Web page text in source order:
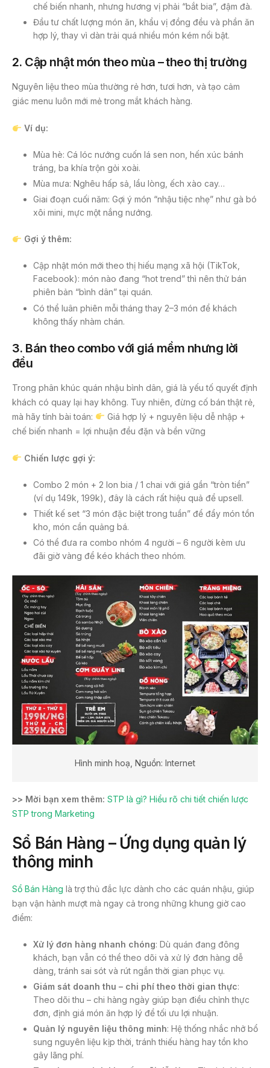
chế biến nhanh, nhưng hương vị phải “bắt bia”, đậm đà.
Đầu tư chất lượng món ăn, khẩu vị đồng đều và phần ăn
hợp lý, thay vì dàn trải quá nhiều món kém nổi bật.
2. Cập nhật món theo mùa – theo thị trường
Nguyên liệu theo mùa thường rẻ hơn, tươi hơn, và tạo cảm
giác menu luôn mới mẻ trong mắt khách hàng.
Ví dụ:
Mùa hè: Cá lóc nướng cuốn lá sen non, hến xúc bánh
tráng, ba khía trộn gỏi xoài.
Mùa mưa: Nghêu hấp sả, lẩu lòng, ếch xào cay…
Giai đoạn cuối năm: Gợi ý món “nhậu tiệc nhẹ” như gà bó
xôi mini, mực một nắng nướng.
Gợi ý thêm:
Cập nhật món mới theo thị hiếu mạng xã hội (TikTok,
Facebook): món nào đang “hot trend” thì nên thử bán
phiên bản “bình dân” tại quán.
Có thể luân phiên mỗi tháng thay 2–3 món để khách
không thấy nhàm chán.
3. Bán theo combo với giá mềm nhưng lời
đều
Trong phân khúc quán nhậu bình dân, giá là yếu tố quyết định
khách có quay lại hay không. Tuy nhiên, đừng cố bán thật rẻ,
mà hãy tính bài toán:
Giá hợp lý + nguyên liệu dễ nhập +
chế biến nhanh = lợi nhuận đều đặn và bền vững
Chiến lược gợi ý:
Combo 2 món + 2 lon bia / 1 chai với giá gần “tròn tiền”
(ví dụ 149k, 199k), đây là cách rất hiệu quả để upsell.
Thiết kế set “3 món đặc biệt trong tuần” để đẩy món tồn
kho, món cần quảng bá.
Có thể đưa ra combo nhóm 4 người – 6 người kèm ưu
đãi giờ vàng để kéo khách theo nhóm.
Hình minh hoạ, Nguồn: Internet
>> Mời bạn xem thêm: STP là gì? Hiểu rõ chi tiết chiến lược
STP trong Marketing
Sổ Bán Hàng – Ứng dụng quản lý
thông minh
Sổ Bán Hàng là trợ thủ đắc lực dành cho các quán nhậu, giúp
bạn vận hành mượt mà ngay cả trong những khung giờ cao
điểm:
Xử lý đơn hàng nhanh chóng: Dù quán đang đông
khách, bạn vẫn có thể theo dõi và xử lý đơn hàng dễ
dàng, tránh sai sót và rút ngắn thời gian phục vụ.
Giám sát doanh thu – chi phí theo thời gian thực:
Theo dõi thu – chi hàng ngày giúp bạn điều chỉnh thực
đơn, định giá món ăn hợp lý để tối ưu lợi nhuận.
Quản lý nguyên liệu thông minh: Hệ thống nhắc nhở bổ
sung nguyên liệu kịp thời, tránh thiếu hàng hay tồn kho
gây lãng phí.